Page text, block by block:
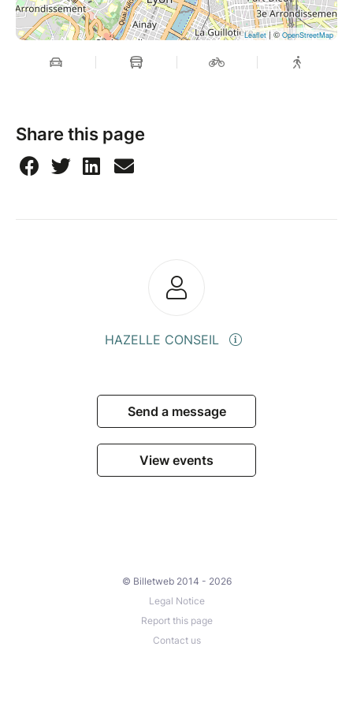
Leaflet| ©OpenStreetMap
Share this page
HAZELLE CONSEIL
Send a message
View events
© Billetweb 2014 - 2026
Legal Notice
Report this page
Contact us